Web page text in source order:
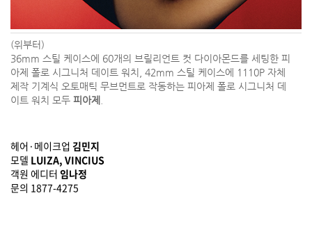
(위부터)
36mm 스틸 케이스에 60개의 브릴리언트 컷 다이아몬드를 세팅한 피
아제 폴로 시그니처 데이트 워치, 42mm 스틸 케이스에 1110P 자체
제작 기계식 오토매틱 무브먼트로 작동하는 피아제 폴로 시그니처 데
이트 워치 모두 피아제
헤어·메이크업 김민지
모델 LUIZA, VINCIUS
객원 에디터 임나정
문의 1877-4275